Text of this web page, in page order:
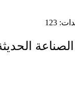
123